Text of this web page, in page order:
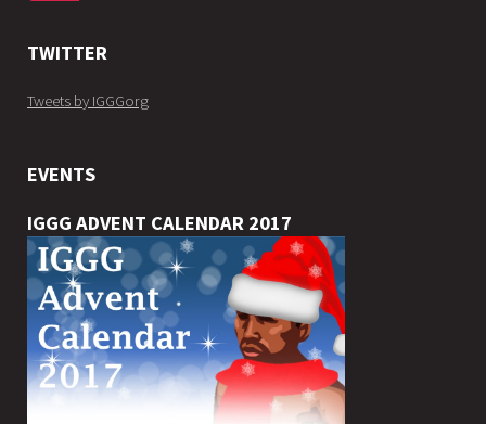
TWITTER
Tweets by IGGGorg
EVENTS
IGGG ADVENT CALENDAR 2017